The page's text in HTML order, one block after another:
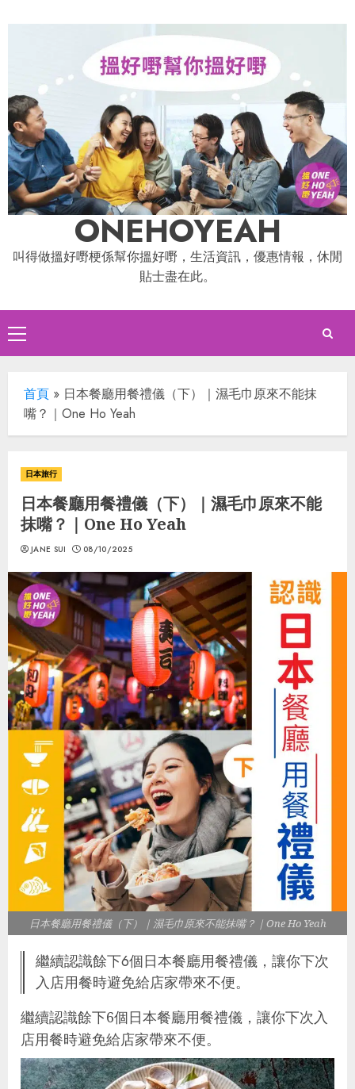
to
ONEHOYEAH
叫得做搵好嘢梗係幫你搵好嘢，生活資訊，優惠情報，休閒
貼士盡在此。
Primary
Menu
首頁 » 日本餐廳用餐禮儀（下）｜濕毛巾原來不能抹
嘴？｜One Ho Yeah
日本旅行
日本餐廳用餐禮儀（下）｜濕毛巾原來不能
抹嘴？｜One Ho Yeah
JANE SUI 08/10/2025
日本餐廳用餐禮儀（下）｜濕毛巾原來不能抹嘴？｜One Ho Yeah
繼續認識餘下6個日本餐廳用餐禮儀，讓你下次
入店用餐時避免給店家帶來不便。
繼續認識餘下6個日本餐廳用餐禮儀，讓你下次入
店用餐時避免給店家帶來不便。